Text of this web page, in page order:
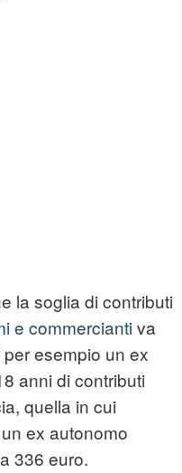
la soglia di contributi
e commerciantiva
esempio un ex
anni di contributi
quella in cui
ex autonomo
336 euro.